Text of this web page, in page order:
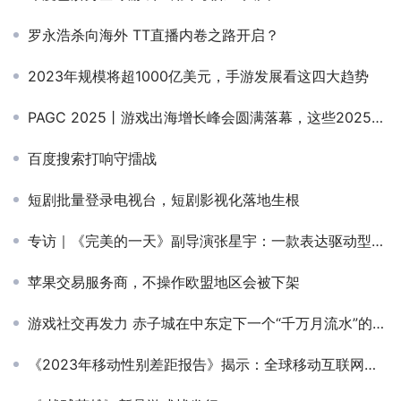
罗永浩杀向海外 TT直播内卷之路开启？
2023年规模将超1000亿美元，手游发展看这四大趋势
PAGC 2025丨游戏出海增长峰会圆满落幕，这些2025游戏出海知识点需要提前掌握！
百度搜索打响守擂战
短剧批量登录电视台，短剧影视化落地生根
专访｜《完美的一天》副导演张星宇：一款表达驱动型的「作者游戏」是怎样炼成的？
苹果交易服务商，不操作欧盟地区会被下架
游戏社交再发力 赤子城在中东定下一个“千万月流水”的小目标
《2023年移动性别差距报告》揭示：全球移动互联网使用率女性低19%，南亚和撒哈拉以南非洲性别差距高达41%！